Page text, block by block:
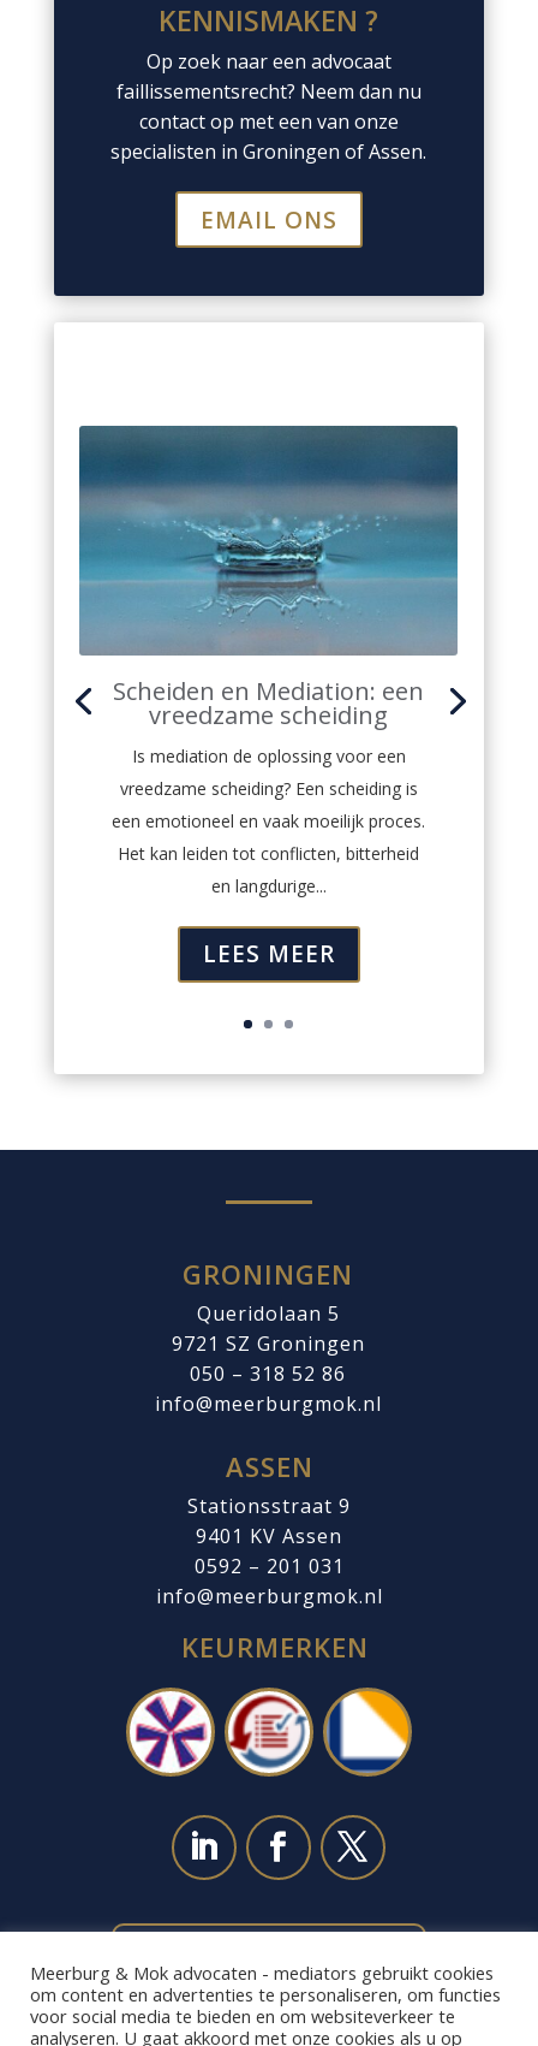
KENNISMAKEN ?
Op zoek naar een advocaat
faillissementsrecht? Neem dan nu
contact op met een van onze
specialisten in Groningen of Assen.
EMAIL ONS
Scheiden en Mediation: een
vreedzame scheiding
Is mediation de oplossing voor een
vreedzame scheiding? Een scheiding is
een emotioneel en vaak moeilijk proces.
Het kan leiden tot conflicten, bitterheid
en langdurige...
LEES MEER
GRONINGEN
Queridolaan 5
9721 SZ Groningen
050 – 318 52 86
info@meerburgmok.nl
ASSEN
Stationsstraat 9
9401 KV Assen
0592 – 201 031
info@meerburgmok.nl
KEURMERKEN
ALGEMENE VOORWAARDEN|KLACHTEN|DISCLAIMER
Meerburg & Mok advocaten - mediators gebruikt cookies
om content en advertenties te personaliseren, om functies
voor social media te bieden en om websiteverkeer te
analyseren. U gaat akkoord met onze cookies als u op